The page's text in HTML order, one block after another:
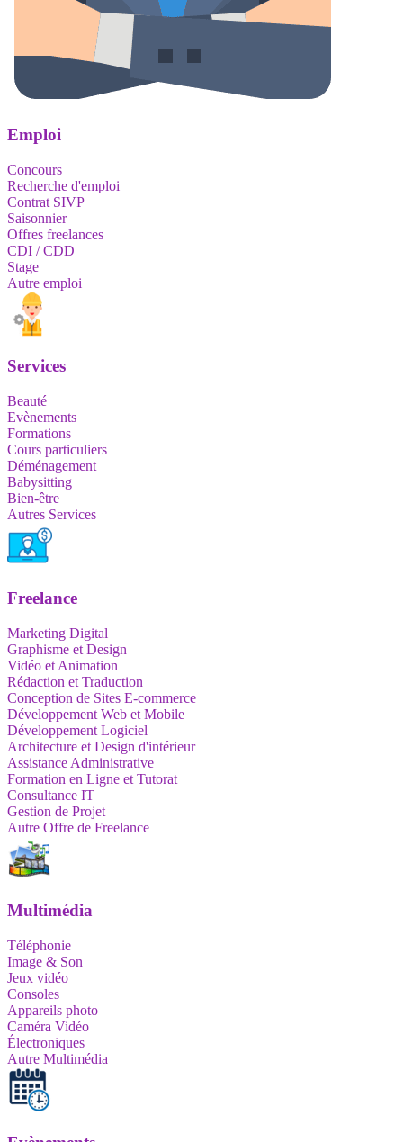
Emploi
Concours
Recherche d'emploi
Contrat SIVP
Saisonnier
Offres freelances
CDI / CDD
Stage
Autre emploi
Services
Beauté
Evènements
Formations
Cours particuliers
Déménagement
Babysitting
Bien-être
Autres Services
Freelance
Marketing Digital
Graphisme et Design
Vidéo et Animation
Rédaction et Traduction
Conception de Sites E-commerce
Développement Web et Mobile
Développement Logiciel
Architecture et Design d'intérieur
Assistance Administrative
Formation en Ligne et Tutorat
Consultance IT
Gestion de Projet
Autre Offre de Freelance
Multimédia
Téléphonie
Image & Son
Jeux vidéo
Consoles
Appareils photo
Caméra Vidéo
Électroniques
Autre Multimédia